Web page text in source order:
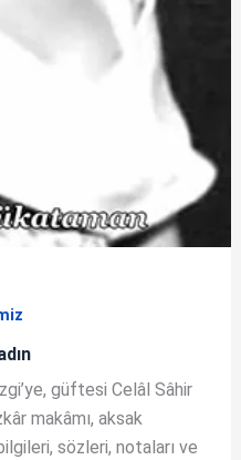
güftesi Celâl Sâhir
makâmı, aksak
sözleri, notaları ve